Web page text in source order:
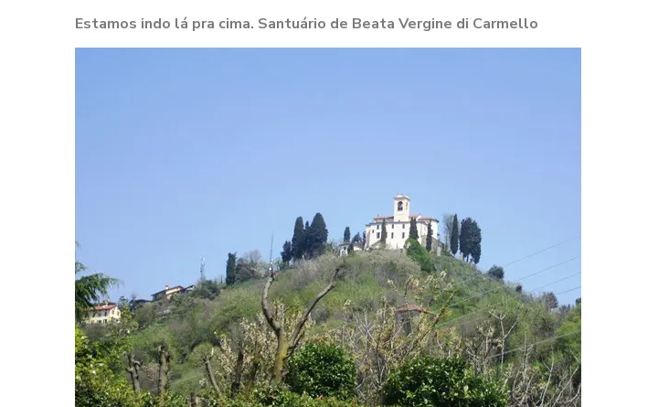
Estamos indo lá pra cima. Santuário de Beata Vergine di Carmello